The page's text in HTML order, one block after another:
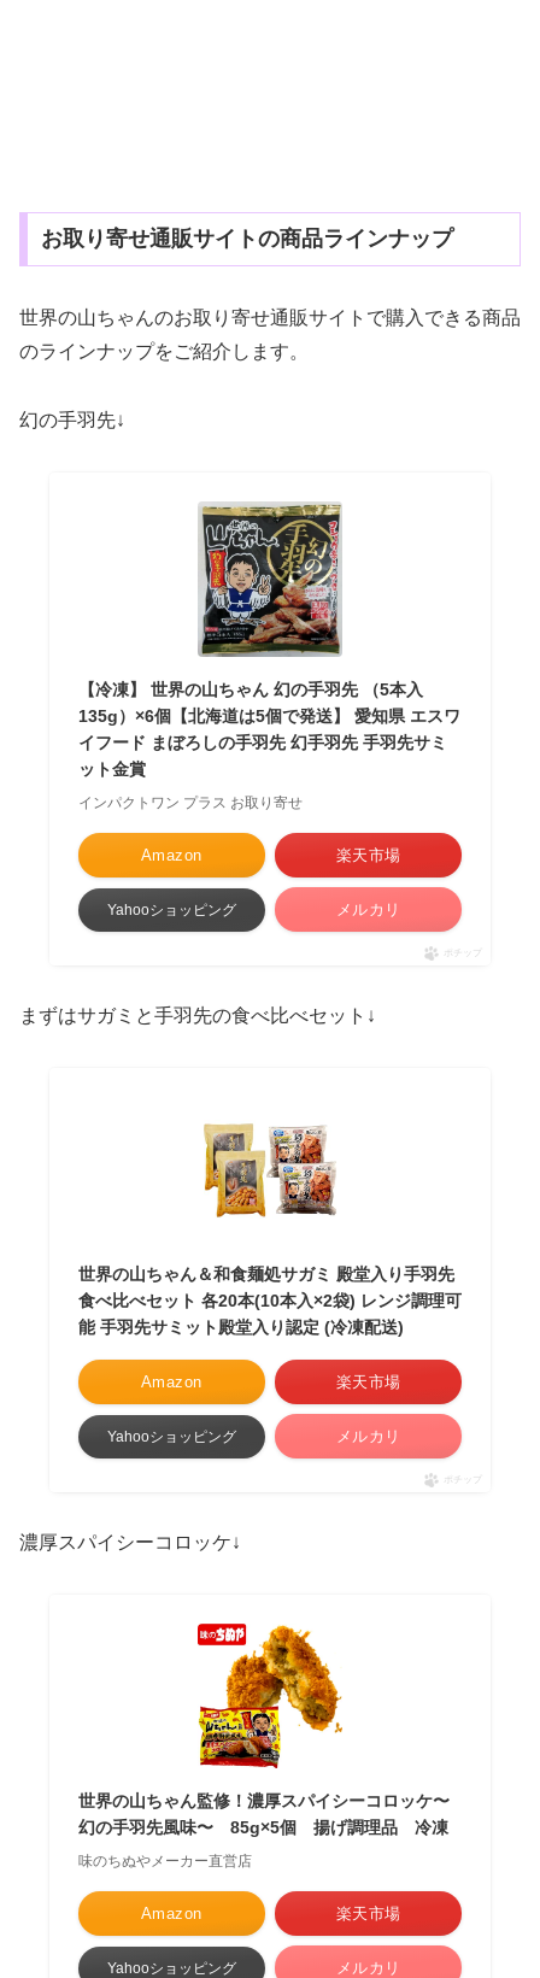
お取り寄せ通販サイトの商品ラインナップ
世界の山ちゃんのお取り寄せ通販サイトで購入できる商品
のラインナップをご紹介します。
幻の手羽先↓
【冷凍】 世界の山ちゃん 幻の手羽先 （5本入
135g）×6個【北海道は5個で発送】 愛知県 エスワ
イフード まぼろしの手羽先 幻手羽先 手羽先サミ
ット金賞
インパクトワン プラス お取り寄せ
Amazon 楽天市場
Yahooショッピング メルカリ
ポチップ
まずはサガミと手羽先の食べ比べセット↓
世界の山ちゃん＆和食麺処サガミ 殿堂入り手羽先
食べ比べセット 各20本(10本入×2袋) レンジ調理可
能 手羽先サミット殿堂入り認定 (冷凍配送)
Amazon 楽天市場
Yahooショッピング メルカリ
ポチップ
濃厚スパイシーコロッケ↓
世界の山ちゃん監修！濃厚スパイシーコロッケ〜
幻の手羽先風味〜 85g×5個 揚げ調理品 冷凍
味のちぬやメーカー直営店
Amazon 楽天市場
Yahooショッピング メルカリ